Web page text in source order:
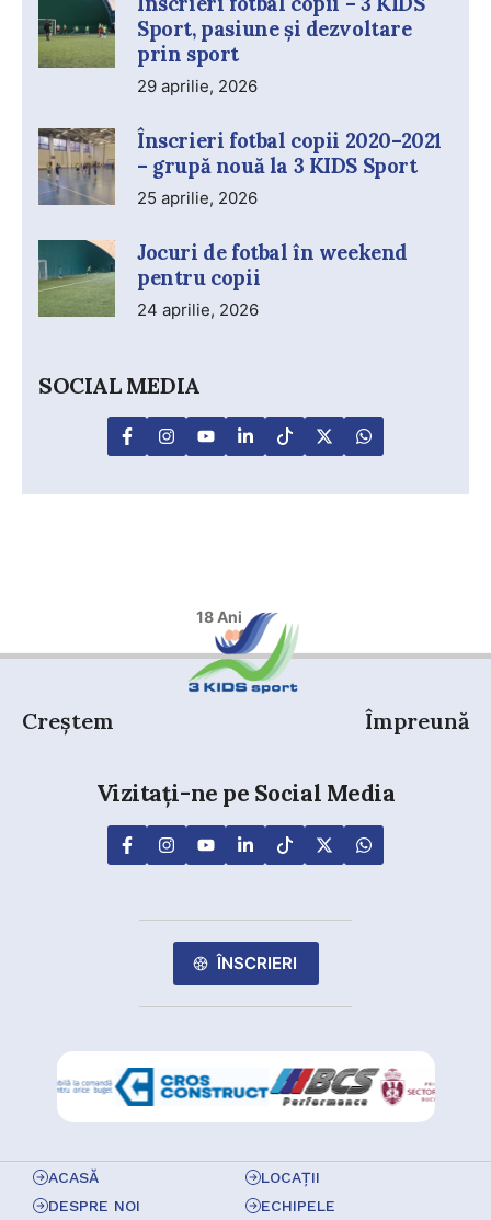
Sport, pasiune și dezvoltare
prin sport
29 aprilie, 2026
Înscrieri fotbal copii 2020–2021
– grupă nouă la 3 KIDS Sport
25 aprilie, 2026
Jocuri de fotbal în weekend
pentru copii
24 aprilie, 2026
SOCIAL MEDIA
18 Ani
Creștem Împreună
Vizitați-ne pe Social Media
ÎNSCRIERI
ACASĂ
DESPRE NOI
LOCAȚII
ECHIPELE